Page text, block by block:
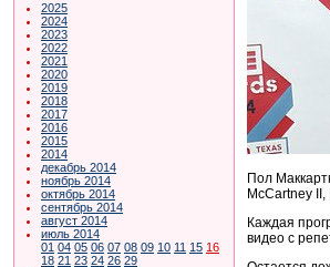
2025
2024
2023
2022
2021
2020
2019
2018
2017
2016
2015
2014
декабрь 2014
ноябрь 2014
октябрь 2014
сентябрь 2014
август 2014
июль 2014
01 04 05 06 07 08 09 10 11 15 16
18 21 23 24 26 29
Пол
McCartney
Каждая
видео с